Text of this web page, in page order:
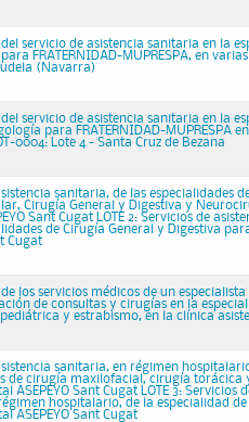
servicio de asistencia sanitaria en la
FRATERNIDAD-MUPRESPA, en
(Navarra)
servicio de asistencia sanitaria en la
para FRATERNIDAD-MUPRESPA
0004: Lote 4 - Santa Cruz de Bezana
sanitaria, de las especialidades
Cirugía General y Digestiva y
Sant Cugat LOTE 2: Servicios de
de Cirugía General y Digestiva
Cugat
los servicios médicos de un
de consultas y cirugías en la
y estrabismo, en la clínica
sanitaria, en régimen
de cirugía maxilofacial, cirugía torácica
ASEPEYO Sant Cugat LOTE 3: Servicios
hospitalario, de la especialidad
ASEPEYO Sant Cugat